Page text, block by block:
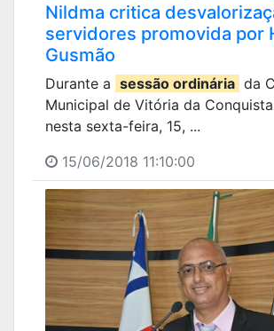
Nildma critica
servidores promovida por
Gusmão
Durante a sessão ordinária da
Municipal de Vitória da
nesta sexta-feira, 15, ...
15/06/2018 11:10:00